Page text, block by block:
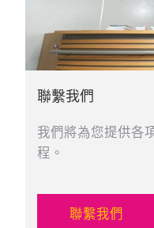
聯繫我們
我們將為您提供各
程。
聯繫我們